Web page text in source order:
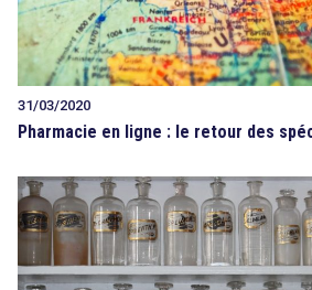
31/03/2020
Pharmacie en ligne : le retour des